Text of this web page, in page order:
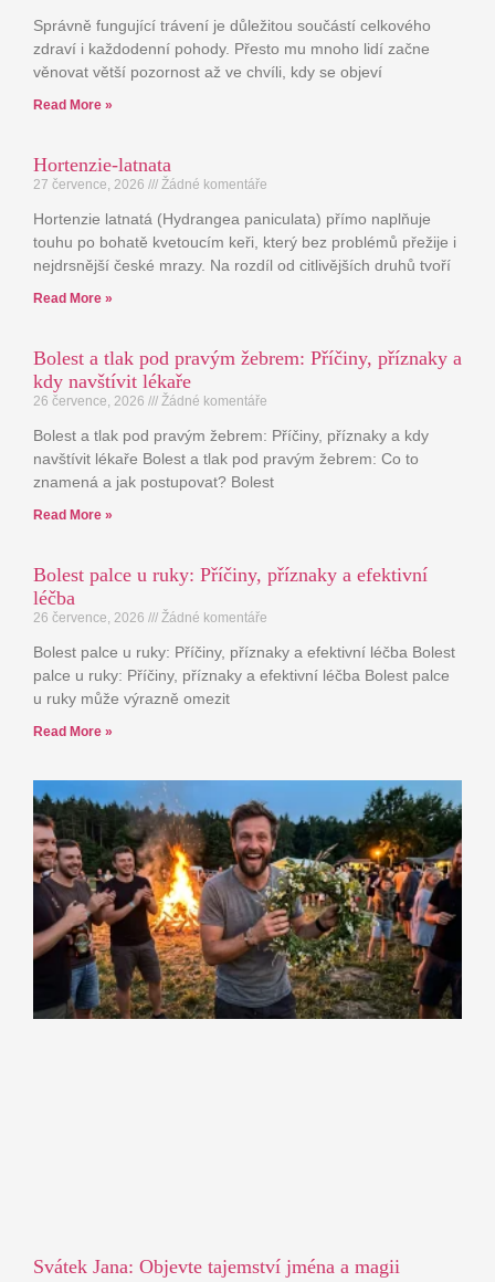
Správně fungující trávení je důležitou součástí celkového
zdraví i každodenní pohody. Přesto mu mnoho lidí začne
věnovat větší pozornost až ve chvíli, kdy se objeví
Read More »
Hortenzie-latnata
27 července, 2026 Žádné komentáře
Hortenzie latnatá (Hydrangea paniculata) přímo naplňuje
touhu po bohatě kvetoucím keři, který bez problémů přežije i
nejdrsnější české mrazy. Na rozdíl od citlivějších druhů tvoří
Read More »
Bolest a tlak pod pravým žebrem: Příčiny, příznaky a
kdy navštívit lékaře
26 července, 2026 Žádné komentáře
Bolest a tlak pod pravým žebrem: Příčiny, příznaky a kdy
navštívit lékaře Bolest a tlak pod pravým žebrem: Co to
znamená a jak postupovat? Bolest
Read More »
Bolest palce u ruky: Příčiny, příznaky a efektivní
léčba
26 července, 2026 Žádné komentáře
Bolest palce u ruky: Příčiny, příznaky a efektivní léčba Bolest
palce u ruky: Příčiny, příznaky a efektivní léčba Bolest palce
u ruky může výrazně omezit
Read More »
Svátek Jana: Objevte tajemství jména a magii